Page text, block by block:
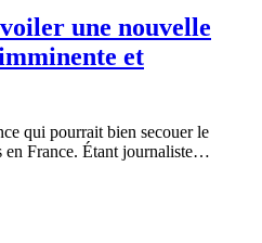
une nouvelle
et
qui pourrait bien secouer le
en France. Étant journaliste…